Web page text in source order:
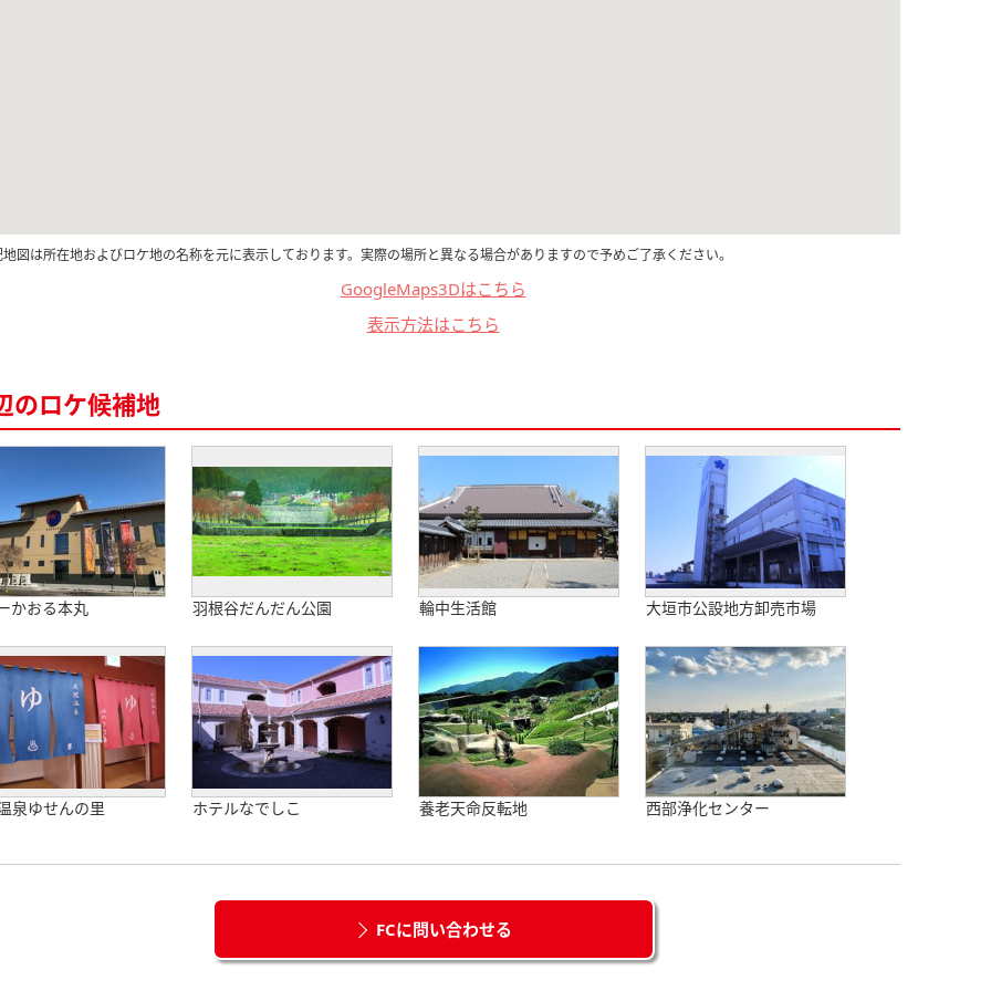
図は所在地およびロケ地の名称を元に表示しております。実際の場所と異なる場合がありますので予めご了承ください。
GoogleMaps3Dはこちら
表示方法はこちら
のロケ候補地
かおる本丸 羽根谷だんだん公園 輪中生活館 大垣市公設地方卸売市場
泉ゆせんの里 ホテルなでしこ 養老天命反転地 西部浄化センター
FCに問い合わせる